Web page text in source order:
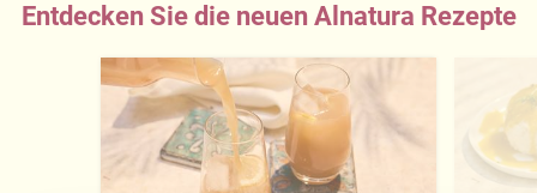
Entdecken Sie die neuen Alnatura Rezepte